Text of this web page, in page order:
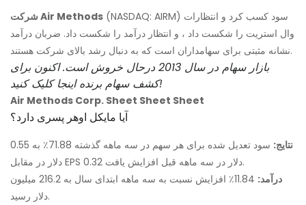
شرکت Air Methods (NASDAQ: AIRM) سود کسب کرد و انتظارات
وال استریت را شکست داد ، و انتظار درآمد را شکست داد. ضربان درآمد
نشانه مثبتی برای سهامداران است که به دنبال رشد بالای شرکت هستند.
بازار سهام در سال 2013 درحال خروش است. اکنون برای
کشف سهام برنده اینجا کلیک کنید!
Air Methods Corp. Sheet Sheet Sheet
آیا مایکل اوهر پسری دارد؟
نتایج:
سود تعدیل شده برای هر سهم در سه ماهه گذشته 71.88٪ به 0.55
دلار در مقابل EPS 0.32 دلار در سه ماهه قبل افزایش یافت.
درآمد:
11.84٪ افزایش نسبت به سه ماهه ابتدای سال به 216.2 میلیون
دلار رسید.